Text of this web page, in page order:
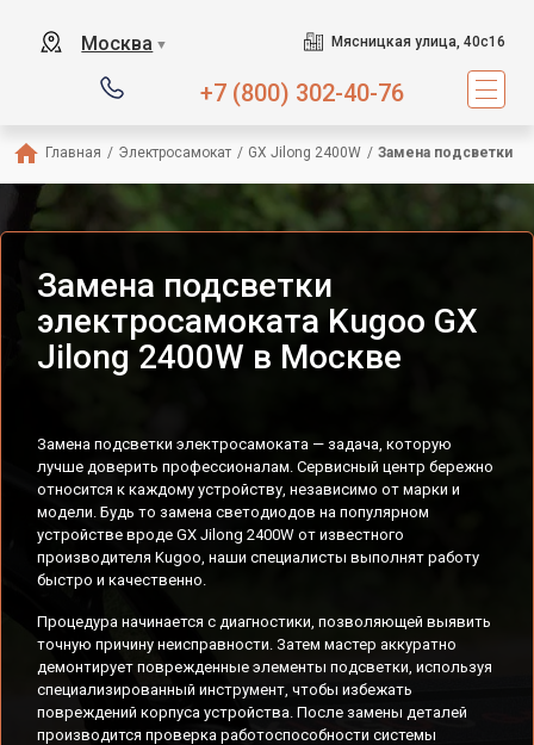
Москва ▼ Мясницкая улица, 40с16
+7 (800) 302-40-76
Главная / Электросамокат / GX Jilong 2400W / Замена подсветки
Замена подсветки
электросамоката Kugoo GX
Jilong 2400W в Москве
Замена подсветки электросамоката — задача, которую
лучше доверить профессионалам. Сервисный центр бережно
относится к каждому устройству, независимо от марки и
модели. Будь то замена светодиодов на популярном
устройстве вроде GX Jilong 2400W от известного
производителя Kugoo, наши специалисты выполнят работу
быстро и качественно.
Процедура начинается с диагностики, позволяющей выявить
точную причину неисправности. Затем мастер аккуратно
демонтирует поврежденные элементы подсветки, используя
специализированный инструмент, чтобы избежать
повреждений корпуса устройства. После замены деталей
производится проверка работоспособности системы